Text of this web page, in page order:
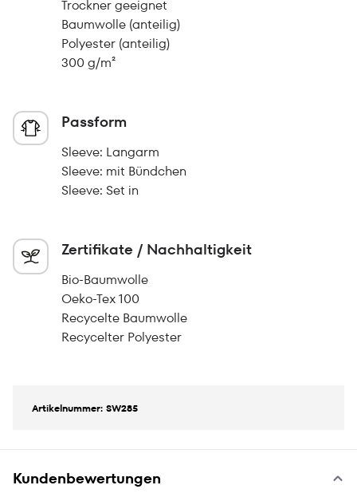
Trockner geeignet
Baumwolle (anteilig)
Polyester (anteilig)
300 g/m²
Passform
Sleeve: Langarm
Sleeve: mit Bündchen
Sleeve: Set in
Zertifikate / Nachhaltigkeit
Bio-Baumwolle
Oeko-Tex 100
Recycelte Baumwolle
Recycelter Polyester
Artikelnummer: SW285
Kundenbewertungen